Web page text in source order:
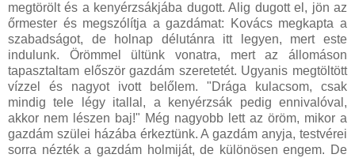
megtörölt és a kenyérzsákjába dugott. Alig dugott el, jön az
őrmester és megszólítja a gazdámat: Kovács megkapta a
szabadságot, de holnap délutánra itt legyen, mert este
indulunk. Örömmel ültünk vonatra, mert az állomáson
tapasztaltam először gazdám szeretetét. Ugyanis megtöltött
vízzel és nagyot ivott belőlem. "Drága kulacsom, csak
mindig tele légy itallal, a kenyérzsák pedig ennivalóval,
akkor nem lészen baj!" Még nagyobb lett az öröm, mikor a
gazdám szülei házába érkeztünk. A gazdám anyja, testvérei
sorra nézték a gazdám holmiját, de különösen engem. De